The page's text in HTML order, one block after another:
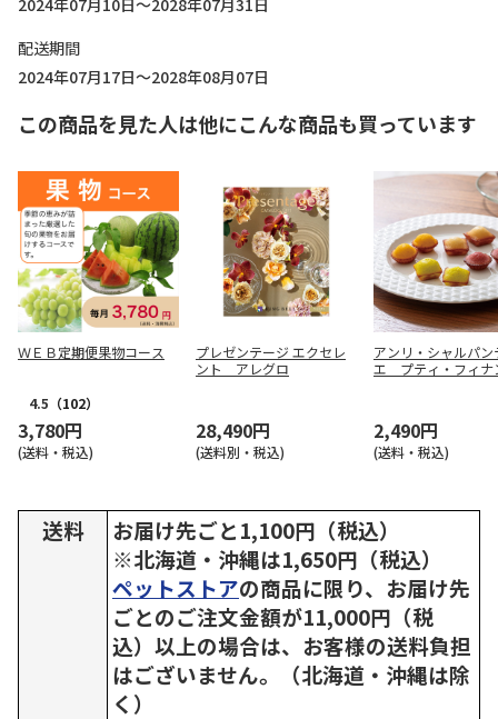
2024年07月10日～2028年07月31日
配送期間
2024年07月17日～2028年08月07日
この商品を見た人は他にこんな商品も買っています
ＷＥＢ定期便果物コース
4.5 （102）
3,780円
(送料・税込)
プレゼンテージ エクセレ
ント アレグロ
28,490円
(送料別・税込)
アンリ・シャルパン
エ プティ・フィナ
2,490円
(送料・税込)
送料
お届け先ごと1,100円（税込）
※北海道・沖縄は1,650円（税込）
ペットストアの商品に限り、お届け先
ごとのご注文金額が11,000円（税
込）以上の場合は、お客様の送料負担
はございません。（北海道・沖縄は除
く）